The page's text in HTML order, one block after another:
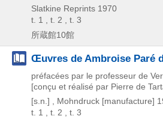
Slatkine Reprints 1970
t. 1 , t. 2 , t. 3
所蔵館10館
Œuvres de Ambroise Paré
préfacées par le professeur de
[conçu et réalisé par Pierre de
[s.n.] , Mohndruck [manufacture]
t. 1 , t. 2 , t. 3